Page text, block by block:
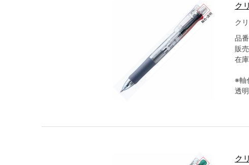
ク
ク
品番
販
在庫
※軸
透